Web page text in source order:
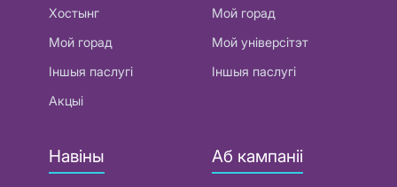
Хостынг
Мой горад
Іншыя паслугі
Акцыі
Мой горад
Мой універсітэт
Іншыя паслугі
Навіны Аб кампаніі